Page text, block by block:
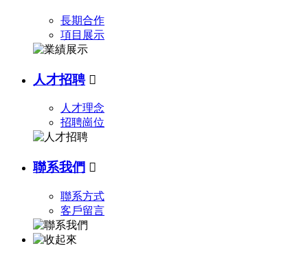
長期合作
項目展示
人才招聘 
人才理念
招聘崗位
聯系我們 
聯系方式
客戶留言